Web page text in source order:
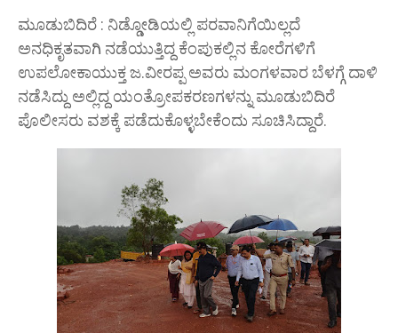
ಮೂಡುಬಿದಿರೆ : ನಿಡ್ಡೋಡಿಯಲ್ಲಿ ಪರವಾನಿಗೆಯಿಲ್ಲದೆ
ಅನಧಿಕೃತವಾಗಿ ನಡೆಯುತ್ತಿದ್ದ ಕೆಂಪುಕಲ್ಲಿನ ಕೋರೆಗಳಿಗೆ
ಉಪಲೋಕಾಯುಕ್ತ ಜ.ವೀರಪ್ಪ ಅವರು ಮಂಗಳವಾರ ಬೆಳಗ್ಗೆ ದಾಳಿ
ನಡೆಸಿದ್ದು ಅಲ್ಲಿದ್ದ ಯಂತ್ರೋಪಕರಣಗಳನ್ನು ಮೂಡುಬಿದಿರೆ
ಪೊಲೀಸರು ವಶಕ್ಕೆ ಪಡೆದುಕೊಳ್ಳಬೇಕೆಂದು ಸೂಚಿಸಿದ್ದಾರೆ.